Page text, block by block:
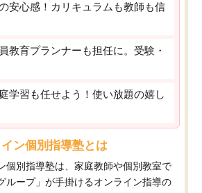
安心感！カリキュラムも教師も信
教育プランナーも担任に。受験・
学習も任せよう！使い放題の嬉し
イン個別指導塾とは
個別指導塾は、家庭教師や個別教室で
ループ」が手掛けるオンライン指導の